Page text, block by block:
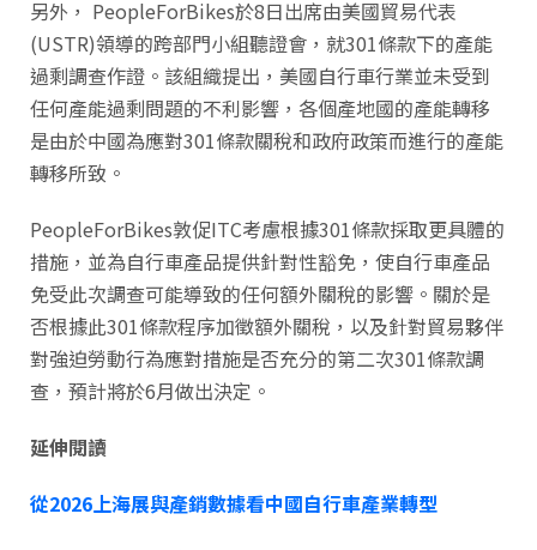
另外， PeopleForBikes於8日出席由美國貿易代表
(USTR)領導的跨部門小組聽證會，就301條款下的產能
過剩調查作證。該組織提出，美國自行車行業並未受到
任何產能過剩問題的不利影響，各個產地國的產能轉移
是由於中國為應對301條款關稅和政府政策而進行的產能
轉移所致。
PeopleForBikes敦促ITC考慮根據301條款採取更具體的
措施，並為自行車產品提供針對性豁免，使自行車產品
免受此次調查可能導致的任何額外關稅的影響。關於是
否根據此301條款程序加徵額外關稅，以及針對貿易夥伴
對強迫勞動行為應對措施是否充分的第二次301條款調
查，預計將於6月做出決定。
延伸閱讀
從2026上海展與產銷數據看中國自行車產業轉型